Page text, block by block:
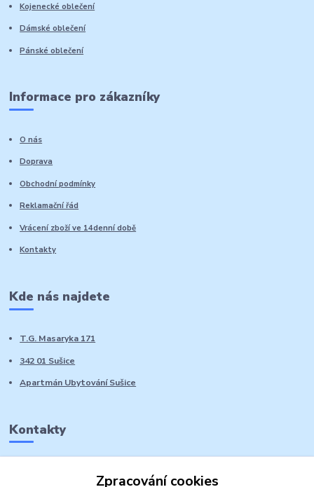
Kojenecké oblečení
Dámské oblečení
Pánské oblečení
Informace pro zákazníky
O nás
Doprava
Obchodní podmínky
Reklamační řád
Vrácení zboží ve 14denní době
Kontakty
Kde nás najdete
T.G. Masaryka 171
342 01 Sušice
Apartmán Ubytování Sušice
Kontakty
Zpracování cookies